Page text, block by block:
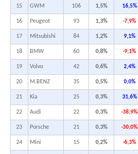
15 GWM 106 1,5% 16,5%
16 Peugeot 93 1,3% -7,9%
17 Mitsubishi 84 1,2% 9,1%
18 BMW 60 0,8% -9,1%
19 Volvo 42 0,6% 2,4%
20 M.BENZ 35 0,5% 0,0%
21 Kia 25 0,3% 31,6%
22 Audi 22 0,3% -38,9%
23 Porsche 21 0,3% -30,0%
24 Mini 15 0,2% -6,3%